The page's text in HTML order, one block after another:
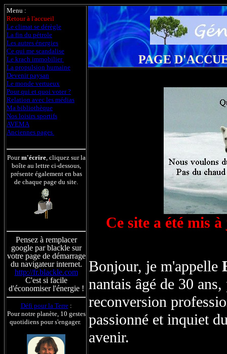
Menu :
Retour à l'accueil
Le climat se dérègle
La fin du pétrole
Les autres énergies
Ce qui me scandalise
Le krach immobilier
La propulsion humaine
Devenir paysan
Le monde vertueux
Pour qui et quoi voter ?
Relation avec les médias
Ma bibliothèque
Nos loisirs sportifs
AVEMA
Anciennes pages
Pourm'écrire, cliquez sur la
boîte au lettre ci-dessous,
présente également en bas
de chaque page du site.
Pensez à remplacer
google par blackle sur
votre page de démarrage
du navigateur internet.
http://fr.blackle.com
C'est si facile
d'économiser l'énergie !
Défi pour la Terre:
Pour notre planète, 10 gestes
quotidiens pour s'engager.
PAGE
Ce site a été mis
Bonjour, je m'appelle
nantais âgé de 30
reconversion
passionné et inquiet
avenir.